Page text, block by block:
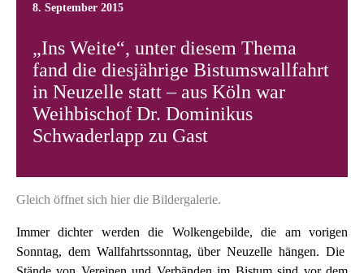
8. September 2015
„Ins Weite“, unter diesem Thema
fand die diesjährige Bistumswallfahrt
in Neuzelle statt – aus Köln war
Weihbischof Dr. Dominikus
Schwaderlapp zu Gast
Gleich öffnet sich hier die Bildergalerie.
Immer dichter werden die Wolkengebilde, die am vorigen
Sonntag, dem Wallfahrtssonntag, über Neuzelle hängen. Die